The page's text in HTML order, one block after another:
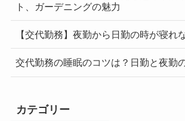
ト、ガーデニングの魅力
【交代勤務】夜勤から日勤の時が寝れ
交代勤務の睡眠のコツは？日勤と夜勤
カテゴリー